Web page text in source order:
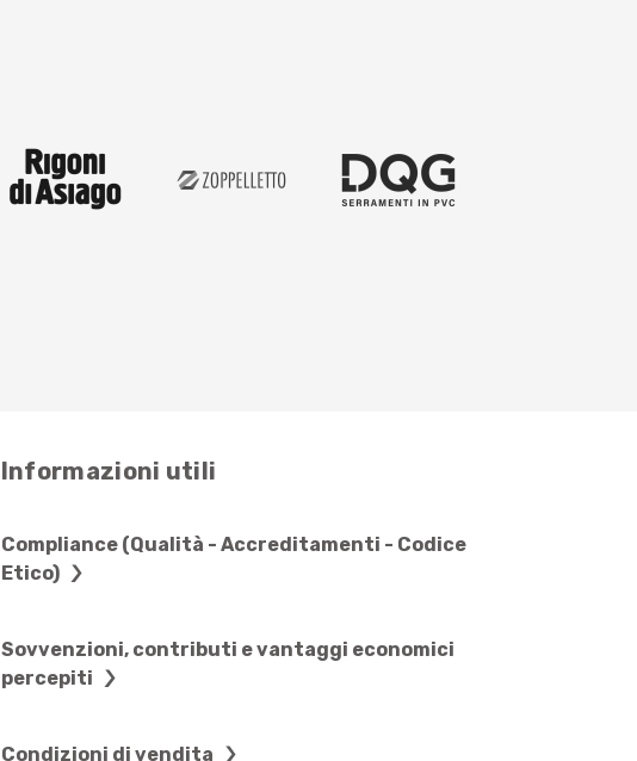
Informazioni utili
Compliance (Qualità - Accreditamenti - Codice
Etico)
Sovvenzioni, contributi e vantaggi economici
percepiti
Condizioni di vendita